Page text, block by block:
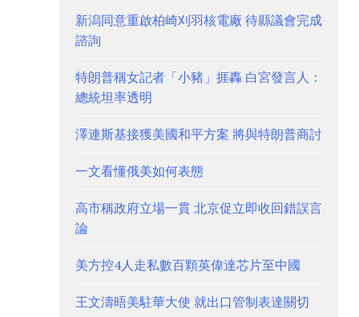
新潟同意重啟柏崎刈羽核電廠 待縣議會完成
諮詢
特朗普稱女記者「小豬」捱轟 白宮發言人：
總統坦率透明
澤連斯基接獲美國和平方案 將與特朗普商討
一文看懂俄美如何表態
高市稱政府立場一貫 北京促立即收回錯誤言
論
美方控4人走私數百顆英偉達芯片至中國
王文濤晤美駐華大使 就出口管制表達關切